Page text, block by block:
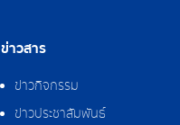
ข่าวสาร
ข่าวกิจกรรม
ข่าวประชาสัมพันธ์